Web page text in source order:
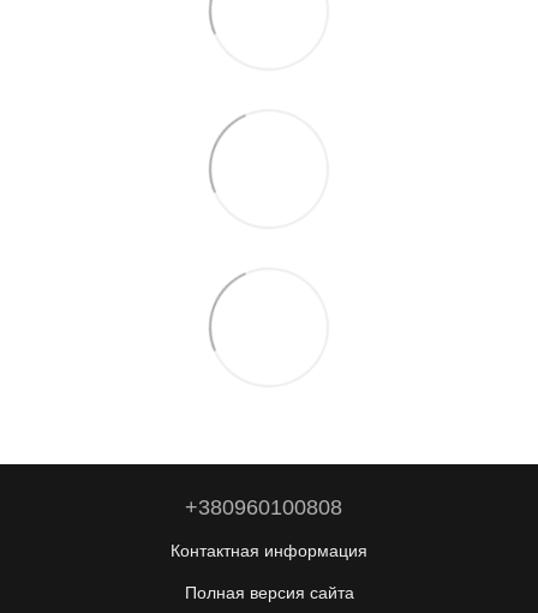
+380960100808
Контактная информация
Полная версия сайта